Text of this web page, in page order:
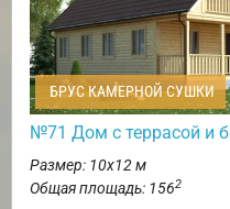
БРУС КАМЕРНОЙ СУШКИ
№71 Дом с террасой и
Размер: 10х12 м
Общая площадь: 1562